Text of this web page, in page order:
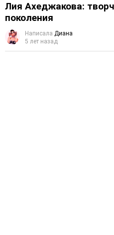
Лия Ахеджакова:
поколения
Написала Диана
5 лет назад